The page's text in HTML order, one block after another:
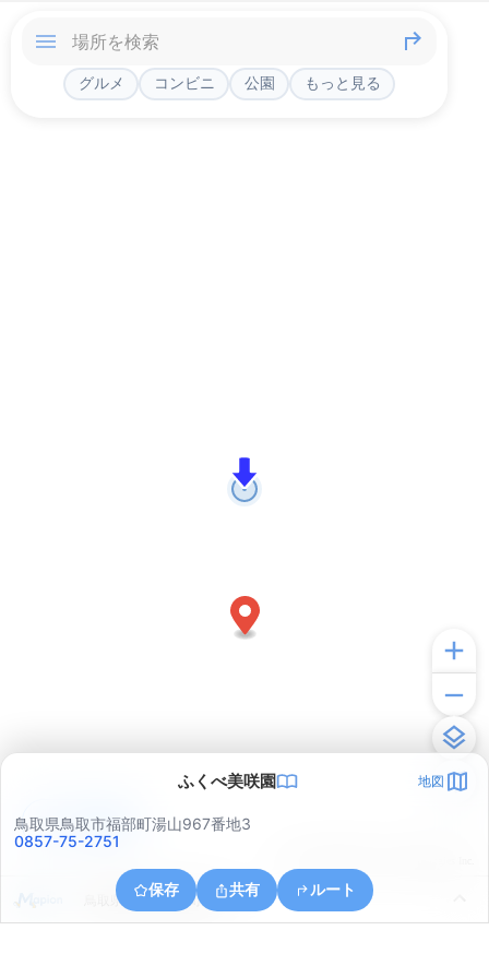
グルメ コンビニ 公園 もっと見る
ふくべ美咲園 地図
鳥取県鳥取市福部町湯山967番地3
0857-75-2751
保存 共有 ルート
鳥取県鳥取市福部町湯山
アプリで見る